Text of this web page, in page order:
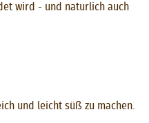
wird - und naturlich auch
und leicht süß zu machen.